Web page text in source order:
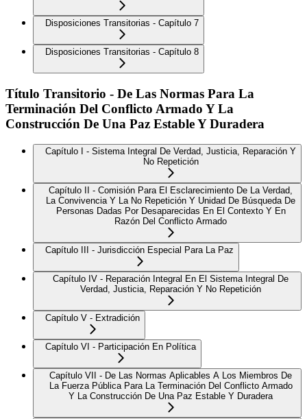
Disposiciones Transitorias - Capítulo 7
Disposiciones Transitorias - Capítulo 8
Título Transitorio - De Las Normas Para La
Terminación Del Conflicto Armado Y La
Construcción De Una Paz Estable Y Duradera
Capítulo I - Sistema Integral De Verdad, Justicia, Reparación Y
No Repetición
Capítulo II - Comisión Para El Esclarecimiento De La Verdad,
La Convivencia Y La No Repetición Y Unidad De Búsqueda De
Personas Dadas Por Desaparecidas En El Contexto Y En
Razón Del Conflicto Armado
Capítulo III - Jurisdicción Especial Para La Paz
Capítulo IV - Reparación Integral En El Sistema Integral De
Verdad, Justicia, Reparación Y No Repetición
Capítulo V - Extradición
Capítulo VI - Participación En Política
Capítulo VII - De Las Normas Aplicables A Los Miembros De
La Fuerza Pública Para La Terminación Del Conflicto Armado
Y La Construcción De Una Paz Estable Y Duradera